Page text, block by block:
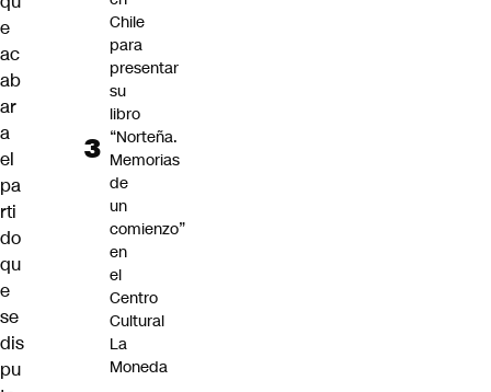
e
ac
ab
ar
a
el
pa
rti
do
qu
e
se
dis
pu
Chile
para
presentar
su
libro
“Norteña.
Memorias
de
un
comienzo”
en
el
Centro
Cultural
La
Moneda